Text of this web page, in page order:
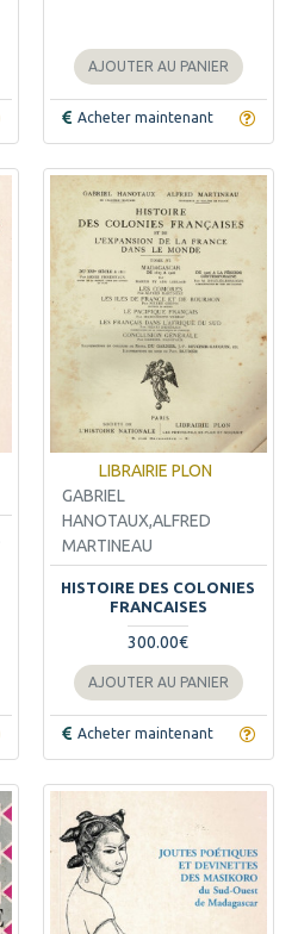
AJOUTER AU PANIER
Acheter maintenant
LIBRAIRIE PLON
GABRIEL
HANOTAUX,ALFRED
MARTINEAU
HISTOIRE DES COLONIES
FRANCAISES
300.00€
AJOUTER AU PANIER
Acheter maintenant